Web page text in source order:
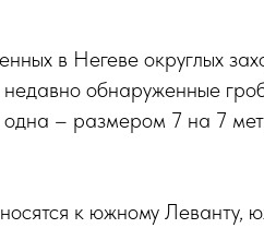
в Негеве округлых
обнаруженные
– размером 7 на 7
к южному Леванту,